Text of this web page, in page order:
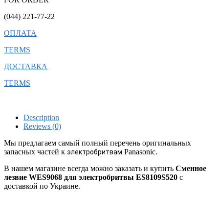
(044) 221-77-22
ОПЛАТА
TERMS
ДОСТАВКА
TERMS
Description
Reviews (0)
Мы предлагаем самый полный перечень оригинальных
запасных частей к электробритвам Panasonic.
В нашем магазине всегда можно заказать и купить Сменное
лезвие WES9068 для электробритвы ES8109S520 с
доставкой по Украине.